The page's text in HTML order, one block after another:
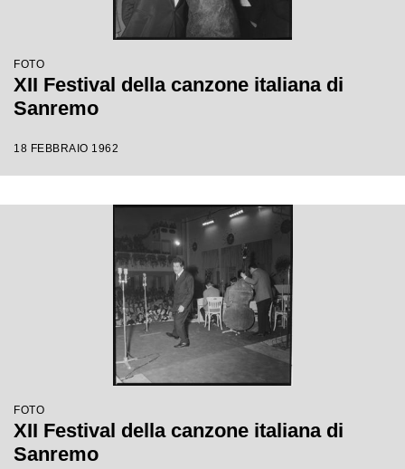
FOTO
XII Festival della canzone italiana di
Sanremo
18 FEBBRAIO 1962
FOTO
XII Festival della canzone italiana di
Sanremo